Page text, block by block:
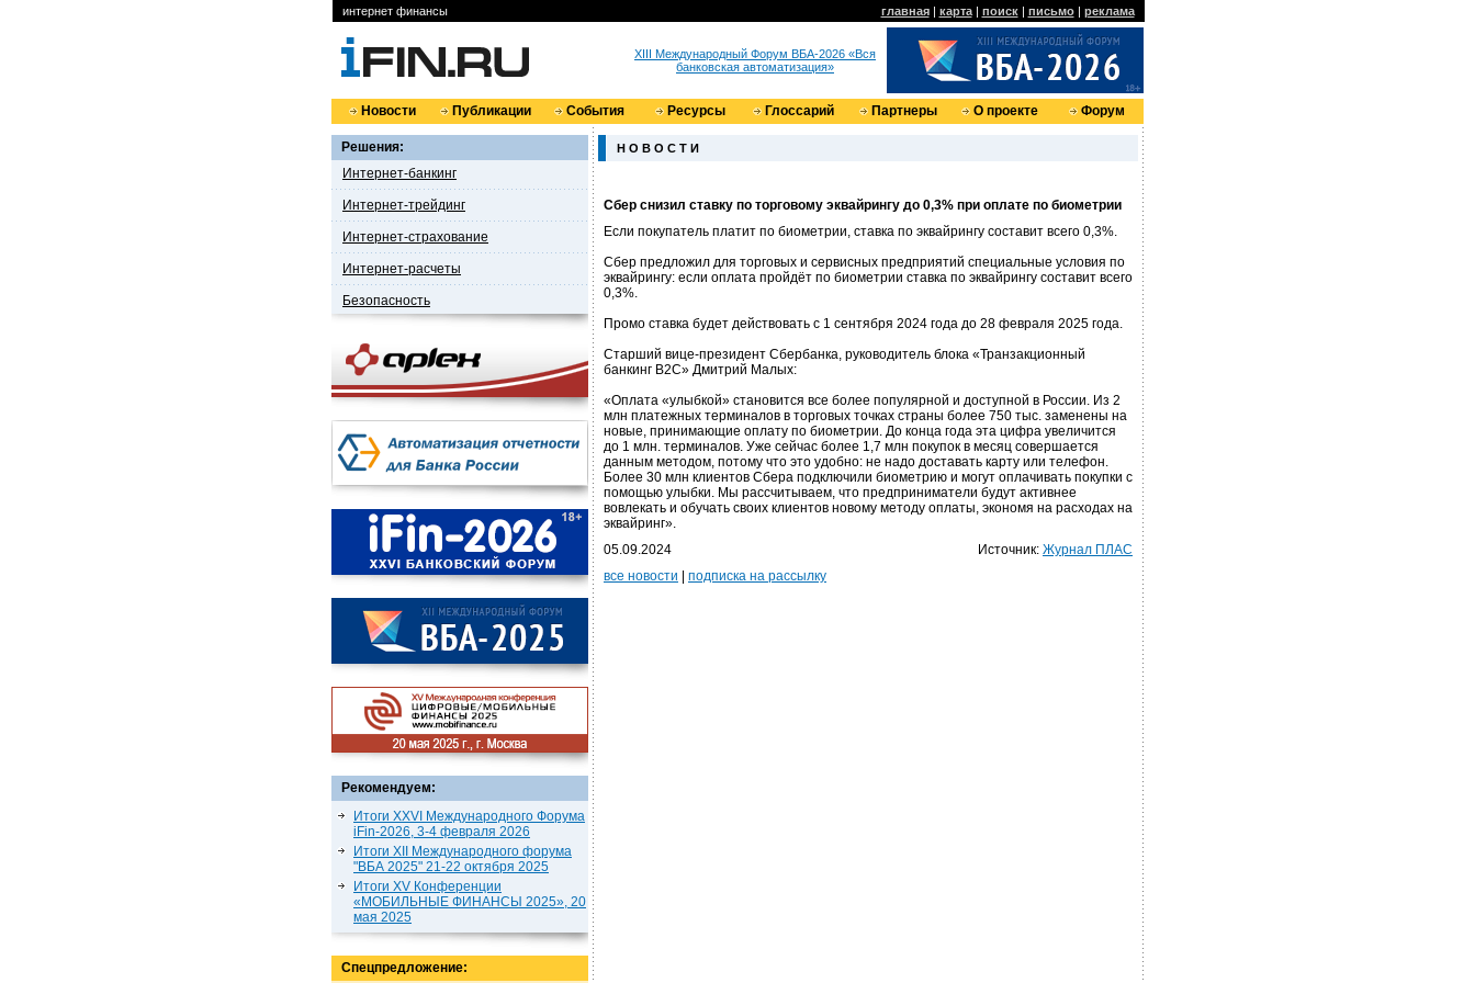
интернет финансы главная| карта| поиск| письмо| реклама
XIII Международный Форум ВБА-2026 «Вся
банковская автоматизация»
Новости Публикации События Ресурсы Глоссарий Партнеры О проекте Форум
Решения:
Интернет-банкинг
Интернет-трейдинг
Интернет-страхование
Интернет-расчеты
Безопасность
Рекомендуем:
Итоги XXVI Международного Форума
iFin-2026, 3-4 февраля 2026
Итоги XII Международного форума
"ВБА 2025" 21-22 октября 2025
Итоги XV Конференции
«МОБИЛЬНЫЕ ФИНАНСЫ 2025», 20
мая 2025
Спецпредложение:
Н О В О С Т И
Сбер снизил ставку по торговому эквайрингу до 0,3% при оплате по биометрии
Если покупатель платит по биометрии, ставка по эквайрингу составит всего 0,3%.
Сбер предложил для торговых и сервисных предприятий специальные условия по
эквайрингу: если оплата пройдёт по биометрии ставка по эквайрингу составит всего
0,3%.
Промо ставка будет действовать с 1 сентября 2024 года до 28 февраля 2025 года.
Старший вице-президент Сбербанка, руководитель блока «Транзакционный
банкинг B2C» Дмитрий Малых:
«Оплата «улыбкой» становится все более популярной и доступной в России. Из 2
млн платежных терминалов в торговых точках страны более 750 тыс. заменены на
новые, принимающие оплату по биометрии. До конца года эта цифра увеличится
до 1 млн. терминалов. Уже сейчас более 1,7 млн покупок в месяц совершается
данным методом, потому что это удобно: не надо доставать карту или телефон.
Более 30 млн клиентов Сбера подключили биометрию и могут оплачивать покупки с
помощью улыбки. Мы рассчитываем, что предприниматели будут активнее
вовлекать и обучать своих клиентов новому методу оплаты, экономя на расходах на
эквайринг».
05.09.2024
Источник: Журнал ПЛАС
все новости
подписка на рассылку